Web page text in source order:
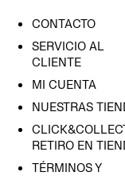
CONTACTO
SERVICIO AL
CLIENTE
MI CUENTA
NUESTRAS
RETIRO EN
TÉRMINOS Y